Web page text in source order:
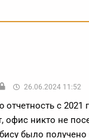
26.06.2024 11:52
с 2021
офис никто не
было получено